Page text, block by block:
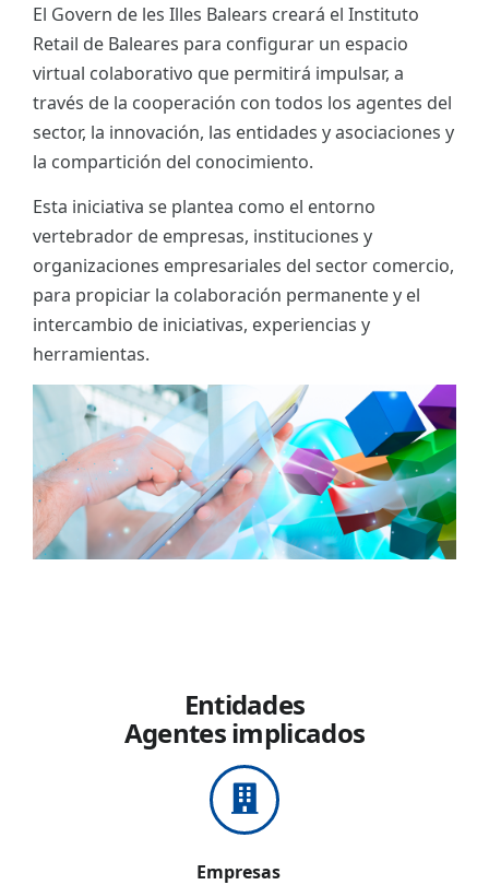
ES
El Govern de les Illes Balears creará el Instituto
Retail de Baleares para configurar un espacio
virtual colaborativo que permitirá impulsar, a
través de la cooperación con todos los agentes del
sector, la innovación, las entidades y asociaciones y
la compartición del conocimiento.
Esta iniciativa se plantea como el entorno
vertebrador de empresas, instituciones y
organizaciones empresariales del sector comercio,
para propiciar la colaboración permanente y el
intercambio de iniciativas, experiencias y
herramientas.
Entidades
Agentes implicados
Empresas